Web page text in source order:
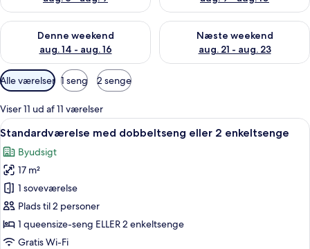
Denne weekend
aug. 14 - aug. 16
Tjek tilgængelighed for denne weekend aug. 14 - aug. 16
Næste weekend
aug. 21 - aug. 23
Tjek tilgængelighed for næste
Tilgængelige
filtre
for
værelser
Alle værelser 1 seng 2 senge
Viser 11 ud af 11 værelser
Indlæs
alle
billeder
af
Standardværelse
med
dobbeltseng
eller
Et hotelværelse med en seng, et
5
Standardværelse med dobbeltseng eller 2 enkeltsenge
Byudsigt
17 m²
1 soveværelse
Plads til 2 personer
1 queensize-seng ELLER 2 enkeltsenge
Gratis Wi-Fi